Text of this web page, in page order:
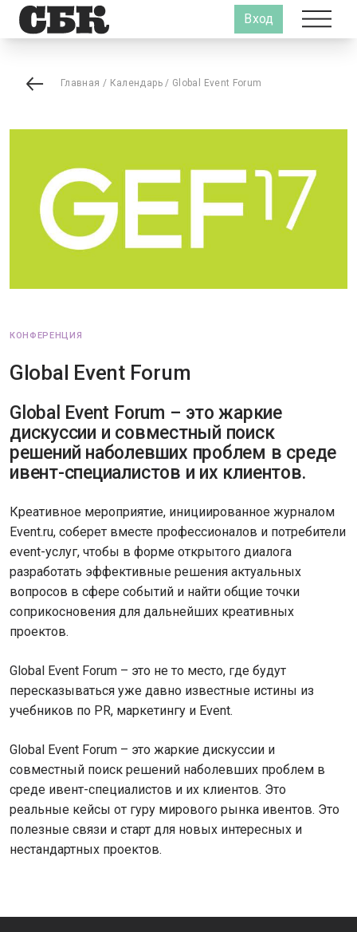
Вход
Главная / Календарь/ Global Event Forum
КОНФЕРЕНЦИЯ
Global Event Forum
Global Event Forum – это жаркие
дискуссии и совместный поиск
решений наболевших проблем в среде
ивент-специалистов и их клиентов.
Креативное мероприятие, инициированное журналом
Event.ru, соберет вместе профессионалов и потребители
event-услуг, чтобы в форме открытого диалога
разработать эффективные решения актуальных
вопросов в сфере событий и найти общие точки
соприкосновения для дальнейших креативных
проектов.
Global Event Forum – это не то место, где будут
пересказываться уже давно известные истины из
учебников по PR, маркетингу и Event.
Global Event Forum – это жаркие дискуссии и
совместный поиск решений наболевших проблем в
среде ивент-специалистов и их клиентов. Это
реальные кейсы от гуру мирового рынка ивентов. Это
полезные связи и старт для новых интересных и
нестандартных проектов.